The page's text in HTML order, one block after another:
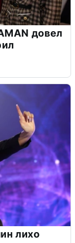
довел
лихо